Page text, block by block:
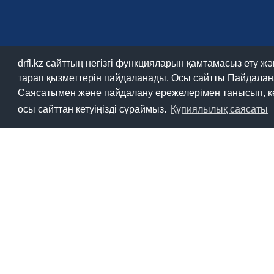
drfl.kz сайттың негізгі функцияларын қамтамасыз ету
тарап қызметтерін пайдаланады. Осы сайтты
Саясатымен және пайдалану ережелерімен танысып,
осы сайттан кетуіңізді сұраймыз. Құпиялылық саясаты